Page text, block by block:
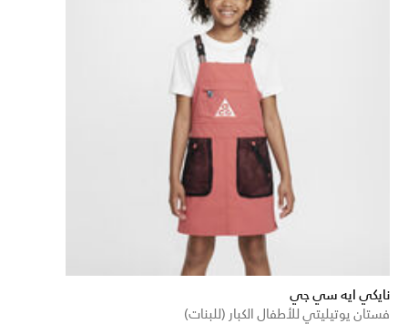
نايكي ايه سي جي
فستان يوتيليتي للأطفال الكبار (للبنات)